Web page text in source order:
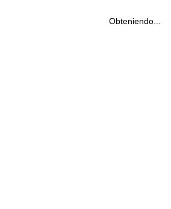
Obteniendo...